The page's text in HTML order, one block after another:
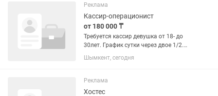
35 лет (опыт работы приветствуется)
на...
Реклама
Кассир-операционист
от 180 000 ₸
Требуется кассир девушка от 18- до
30лет. График сутки через двое 1/2.
Зарплата два раза в месяц+бонус,
Шымкент, сегодня
Реклама
Хостес